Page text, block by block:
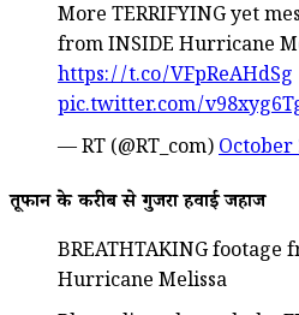
More TERRIFYING yet
from INSIDE Hurricane
https://t.co/VFpReAHdSg
pic.twitter.com/
— RT (@RT_com)October
तूफान के करीब से गुजरा हवाई जहाज
BREATHTAKING footage
Hurricane Melissa